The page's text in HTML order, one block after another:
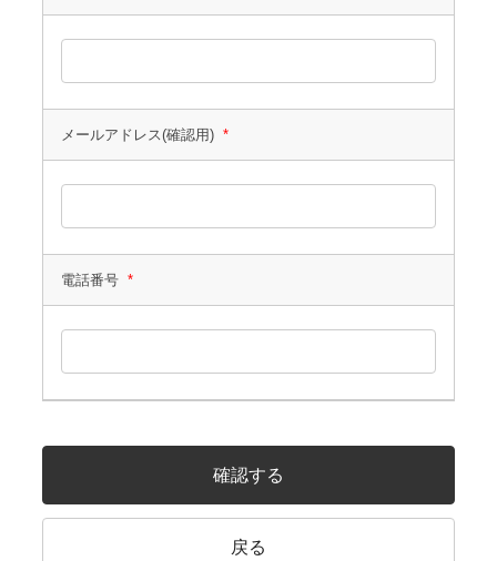
メールアドレス(確認用) *
電話番号 *
確認する
戻る